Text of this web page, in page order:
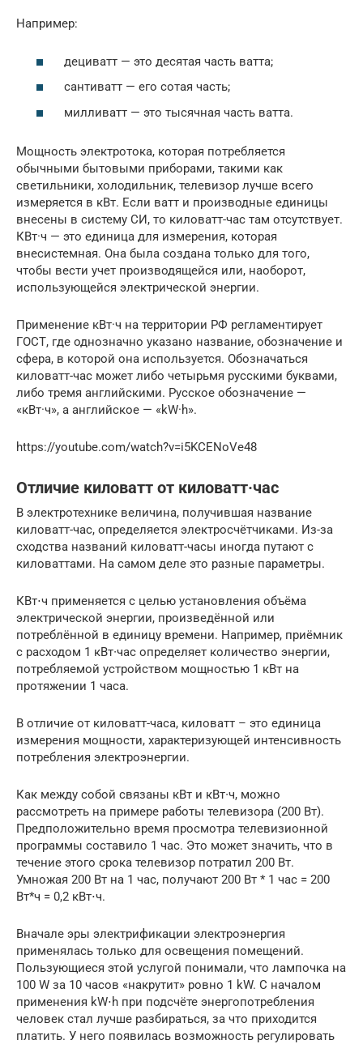
Например:
дециватт — это десятая часть ватта;
сантиватт — его сотая часть;
милливатт — это тысячная часть ватта.
Мощность электротока, которая потребляется
обычными бытовыми приборами, такими как
светильники, холодильник, телевизор лучше всего
измеряется в кВт. Если ватт и производные единицы
внесены в систему СИ, то киловатт-час там отсутствует.
КВт·ч — это единица для измерения, которая
внесистемная. Она была создана только для того,
чтобы вести учет производящейся или, наоборот,
использующейся электрической энергии.
Применение кВт·ч на территории РФ регламентирует
ГОСТ, где однозначно указано название, обозначение и
сфера, в которой она используется. Обозначаться
киловатт-час может либо четырьмя русскими буквами,
либо тремя английскими. Русское обозначение —
«кВт·ч», а английское — «kW·h».
https://youtube.com/watch?v=i5KCENoVe48
Отличие киловатт от киловатт·час
В электротехнике величина, получившая название
киловатт-час, определяется электросчётчиками. Из-за
сходства названий киловатт-часы иногда путают с
киловаттами. На самом деле это разные параметры.
КВт⋅ч применяется с целью установления объёма
электрической энергии, произведённой или
потреблённой в единицу времени. Например, приёмник
с расходом 1 кВт∙час определяет количество энергии,
потребляемой устройством мощностью 1 кВт на
протяжении 1 часа.
В отличие от киловатт-часа, киловатт – это единица
измерения мощности, характеризующей интенсивность
потребления электроэнергии.
Как между собой связаны кВт и кВт∙ч, можно
рассмотреть на примере работы телевизора (200 Вт).
Предположительно время просмотра телевизионной
программы составило 1 час. Это может значить, что в
течение этого срока телевизор потратил 200 Вт.
Умножая 200 Вт на 1 час, получают 200 Вт * 1 час = 200
Вт*ч = 0,2 кВт⋅ч.
Вначале эры электрификации электроэнергия
применялась только для освещения помещений.
Пользующиеся этой услугой понимали, что лампочка на
100 W за 10 часов «накрутит» ровно 1 kW. С началом
применения kW⋅h при подсчёте энергопотребления
человек стал лучше разбираться, за что приходится
платить. У него появилась возможность регулировать